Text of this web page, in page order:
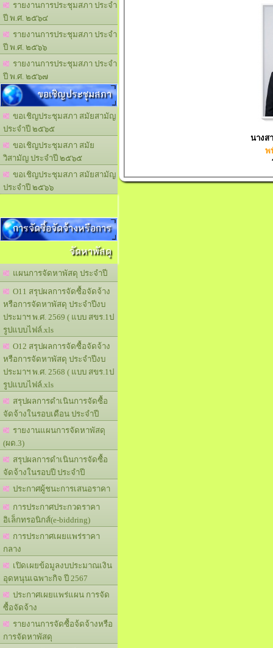
รายงานการประชุมสภา ประจำ
ปี พ.ศ. ๒๕๖๔
รายงานการประชุมสภา ประจำ
ปี พ.ศ. ๒๕๖๖
รายงานการประชุมสภา ประจำ
ปี พ.ศ. ๒๕๖๗
ขอเชิญประชุมสภา
ขอเชิญประชุมสภา สมัยสามัญ
ประจำปี ๒๕๖๕
ขอเชิญประชุมสภา สมัย
วิสามัญ ประจำปี ๒๕๖๕
ขอเชิญประชุมสภา สมัยสามัญ
ประจำปี ๒๕๖๖
การจัดซื้อจัดจ้างหรือการ
จัดหาพัสดุ
แผนการจัดหาพัสดุ ประจำปี
O11 สรุปผลการจัดซื้อจัดจ้าง
หรือการจัดหาพัสดุ ประจำปีงบ
ประมาฯ พ.ศ. 2569 ( แบบ สขร.1ป
รูปแบบไฟล์.xls
O12 สรุปผลการจัดซื้อจัดจ้าง
หรือการจัดหาพัสดุ ประจำปีงบ
ประมาฯ พ.ศ. 2568 ( แบบ สขร.1ป
รูปแบบไฟล์.xls
สรุปผลการดำเนินการจัดซื้อ
จัดจ้างในรอบเดือน ประจำปี
รายงานแผนการจัดหาพัสดุ
(ผด.3)
สรุปผลการดำเนินการจัดซื้อ
จัดจ้างในรอบปี ประจำปี
ประกาศผู้ชนะการเสนอราคา
การประกาศประกวดราคา
อิเล็กทรอนิกส์(e-biddring)
การประกาศเผยแพร่ราคา
กลาง
เปิดเผยข้อมูลงบประมาณเงิน
อุดหนุนเฉพาะกิจ ปี 2567
ประกาศเผยแพร่แผน การจัด
ซื้อจัดจ้าง
รายงานการจัดซื้อจ้ดจ้างหรือ
การจัดหาพัสดุ
นางส
พ